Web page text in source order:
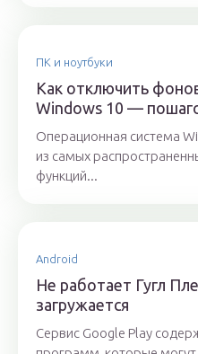
ПК и ноутбуки
Как отключить
Windows 10 —
Операционная система
из самых
функций...
Android
Не работает Гугл
загружается
Сервис Google Play